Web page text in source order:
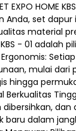
EXPO HOME
Anda, set
material
- 01 adalah
mulai dari
hingga
Berkualitas
baru dalam